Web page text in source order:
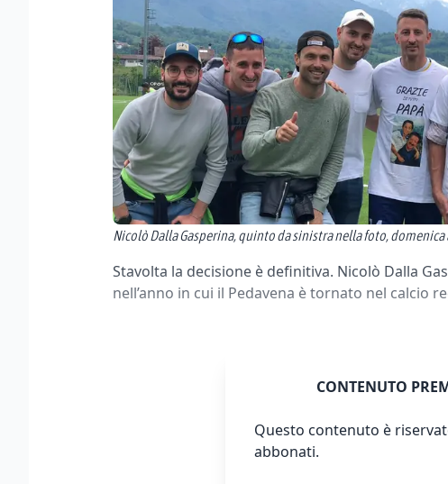
Nicolò Dalla Gasperina, quinto da sinistra nella foto, domenica
Stavolta la decisione è definitiva. Nicolò Dalla
nell’anno in cui il Pedavena è tornato nel calcio
CONTENUTO
Questo contenuto è
abbonati.